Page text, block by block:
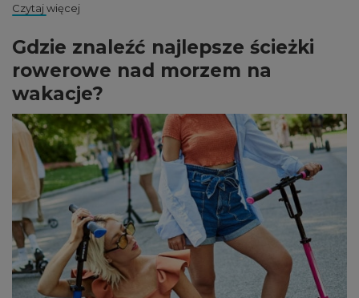
Czytaj więcej
Gdzie znaleźć najlepsze ścieżki
rowerowe nad morzem na
wakacje?